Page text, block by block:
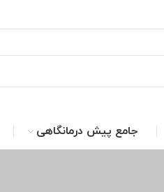
جامع پیش درمانگاهی